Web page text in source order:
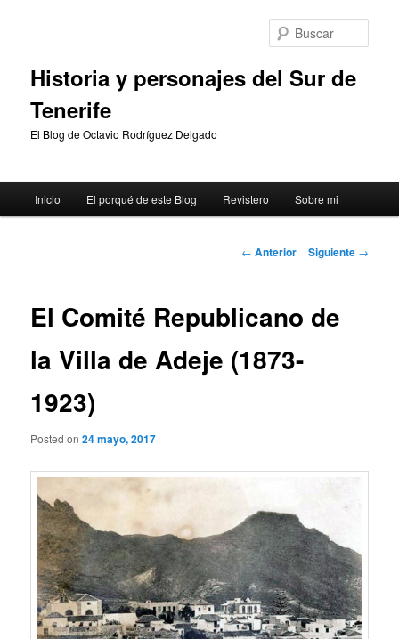
Historia y personajes del Sur de
Tenerife
El Blog de Octavio Rodríguez Delgado
principal
Inicio El porqué de este Blog Revistero Sobre mi
Navegación
← Anterior Siguiente →
El Comité Republicano de
la Villa de Adeje (1873-
1923)
Posted on24 mayo, 2017